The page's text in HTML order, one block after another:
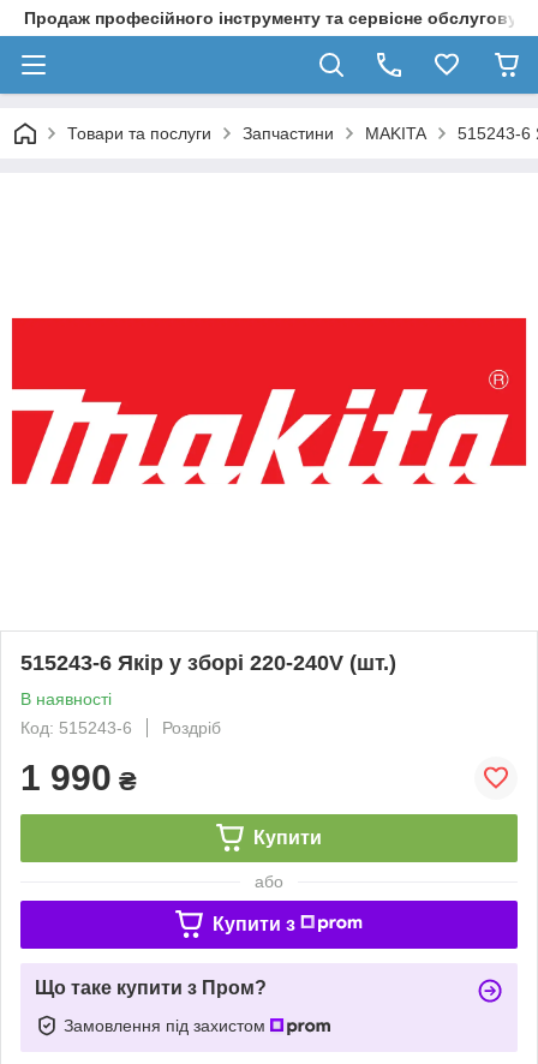
Продаж професійного інструменту та сервісне
Товари та послуги Запчастини MAKITA 515243-6
515243-6 Якір у зборі 220-240V (шт.)
В наявності
Код: 515243-6
Роздріб
1 990 ₴
Купити
або
Купити з
Що таке купити з Пром?
Замовлення під захистом